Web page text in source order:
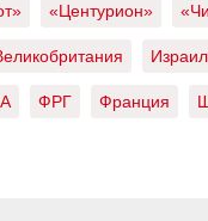
«Центурион»
ФРГ Франция